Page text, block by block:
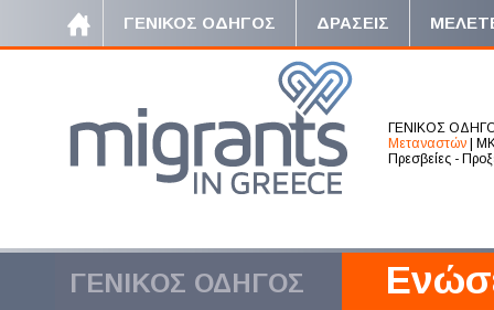
ΓΕΝΙΚΟΣ ΟΔΗΓΟΣ ΔΡΑΣΕΙΣ
ΓΕΝΙΚΟΣ
Μεταναστών
Πρεσβείες -
ΓΕΝΙΚΟΣ ΟΔΗΓΟΣ